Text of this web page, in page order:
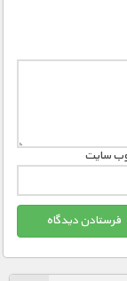
سایت